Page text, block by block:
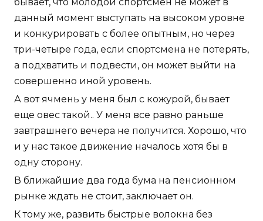
бывает, что молодой спортсмен не может в
данный момент выступать на высоком уровне
и конкурировать с более опытным, но через
три-четыре года, если спортсмена не потерять,
а подхватить и подвести, он может выйти на
совершенно иной уровень.
А вот ячмень у меня был с кожурой, бывает
еще овес такой.. У меня все равно раньше
завтрашнего вечера не получится. Хорошо, что
и у нас такое движение началось хотя бы в
одну сторону.
В ближайшие два года бума на пенсионном
рынке ждать не стоит, заключает он.
К тому же, развить быстрые волокна без